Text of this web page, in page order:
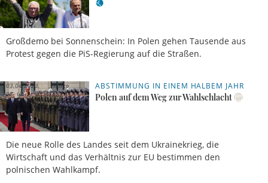
Großdemo bei Sonnenschein: In Polen gehen Tausende aus
Protest gegen die PiS-Regierung auf die Straßen.
ABSTIMMUNG IN EINEM HALBEM JAHR
Polen auf dem Weg zur Wahlschlacht
Die neue Rolle des Landes seit dem Ukrainekrieg, die
Wirtschaft und das Verhältnis zur EU bestimmen den
polnischen Wahlkampf.
03.04.2023,
07 Uhr
Marco
Fetke